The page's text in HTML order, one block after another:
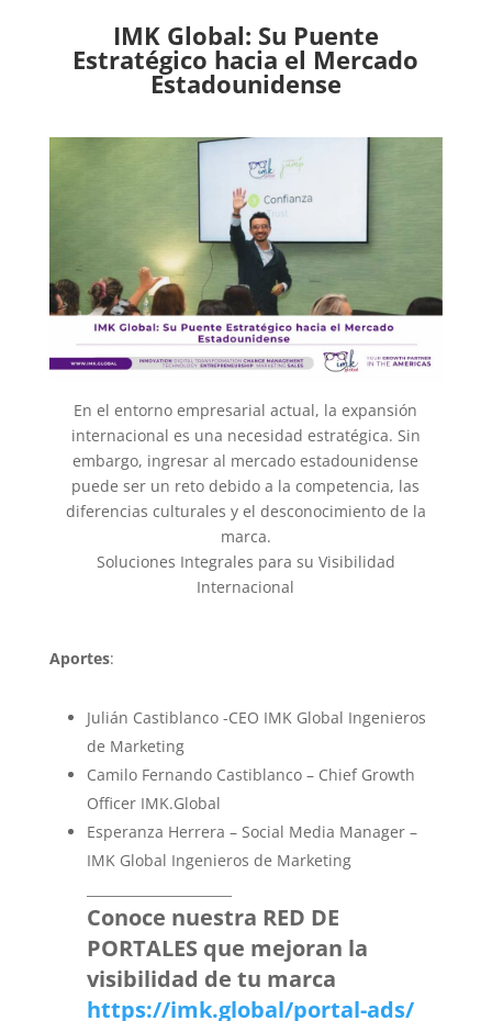
IMK Global: Su Puente
Estratégico hacia el Mercado
Estadounidense
En el entorno empresarial actual, la expansión
internacional es una necesidad estratégica. Sin
embargo, ingresar al mercado estadounidense
puede ser un reto debido a la competencia, las
diferencias culturales y el desconocimiento de la
marca.
Soluciones Integrales para su Visibilidad
Internacional
Aportes:
Julián Castiblanco -CEO IMK Global Ingenieros
de Marketing
Camilo Fernando Castiblanco – Chief Growth
Officer IMK.Global
Esperanza Herrera – Social Media Manager –
IMK Global Ingenieros de Marketing
Conoce nuestra RED DE
PORTALES que mejoran la
visibilidad de tu marca
https://imk.global/portal-ads/